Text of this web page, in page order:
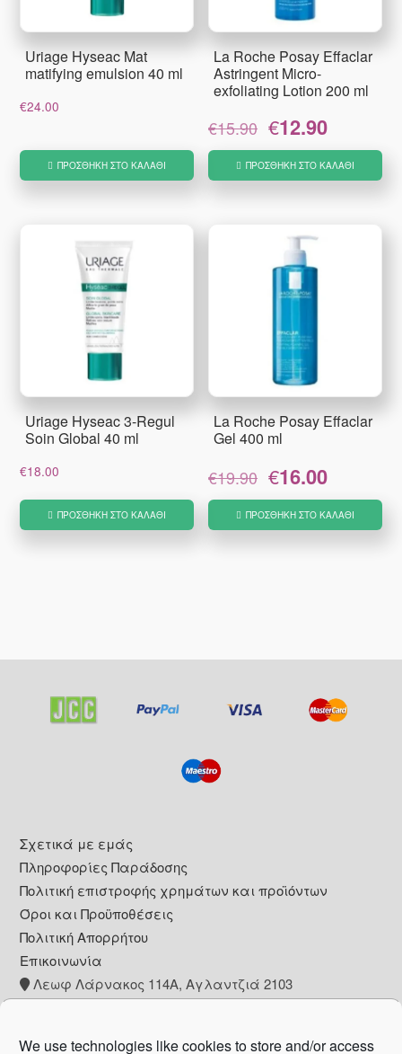
We use technologies like cookies to store and/or access
Uriage Hyseac Mat
matifying emulsion 40 ml
€24.00
ΠΡΟΣΘΉΚΗ ΣΤΟ ΚΑΛΆΘΙ
La Roche Posay Effaclar
Astringent Micro-
exfoliating Lotion 200 ml
€15.90
Original
price
was:
€15.90.
€12.90
τιμή
είναι:
ΠΡΟΣΘΉΚΗ ΣΤΟ ΚΑΛΆΘΙ
Uriage Hyseac 3-Regul
Soin Global 40 ml
€18.00
ΠΡΟΣΘΉΚΗ ΣΤΟ ΚΑΛΆΘΙ
La Roche Posay Effaclar
Gel 400 ml
€19.90
Original
price
€19.90.
€16.00
είναι:
ΠΡΟΣΘΉΚΗ ΣΤΟ ΚΑΛΆΘΙ
Footer
Σχετικά με εμάς
Πληροφορίες Παράδοσης
Πολιτική επιστροφής χρημάτων και προϊόντων
Όροι και Προϋποθέσεις
Πολιτική Απορρήτου
Επικοινωνία
Λεωφ Λάρνακος 114Α, Αγλαντζιά 2103